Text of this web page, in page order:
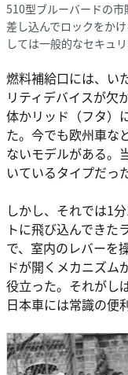
510型ブルーバードの
差し込んでロックをか
しては一般的なセキュリ
燃料補給口には、い
リティデバイスが欠
体かリッド（フタ）
た。今でも欧州車な
ないモデルがある。
いているタイプだっ
しかし、それでは1
トに飛び込んできた
で、室内のレバーを
ドが開くメカニズム
役立った。それがし
日本車には常識の便